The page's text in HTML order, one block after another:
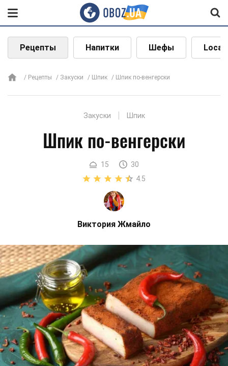
Рецепты Напитки Шефы Local
Рецепты Закуски Шпик Шпик по-венгерски
Закуски Шпик
Шпик по-венгерски
15
30
4.5
Виктория Жмайло